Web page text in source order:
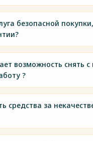
безопасной
возможность снять
?
средства за